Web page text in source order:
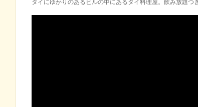
タイにゆかりのあるビルの中にあるタイ料理屋。飲み放題